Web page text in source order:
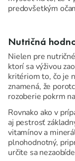
predovšetkým
Nutričná
Nielen pre
ktorí sa výživou
kritériom to, čo je
znamená, že
rozoberie pokrm
Rovnako ako v
aj pestrosť
vitamínov a
plnohodnotný,
určite sa